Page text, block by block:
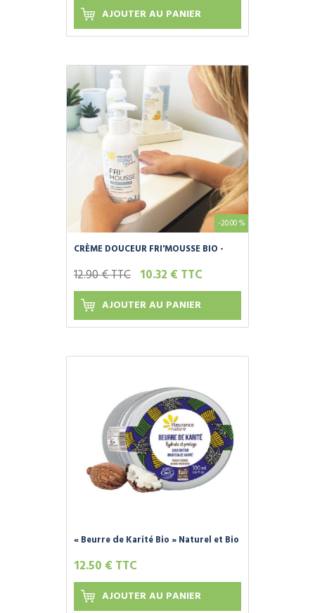
AJOUTER AU PANIER
-20.00 %
CRÈME DOUCEUR FRI'MOUSSE BIO -
12.90 € TTC 10.32 € TTC
AJOUTER AU PANIER
« Beurre de Karité Bio » Naturel et Bio
12.50 € TTC
AJOUTER AU PANIER